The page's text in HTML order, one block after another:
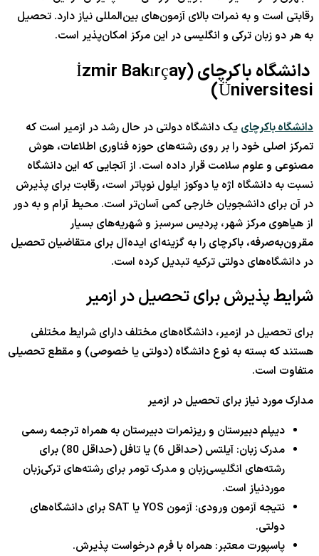
رقابتی است و به نمرات بالای آزمون‌های بین‌المللی نیاز دارد. تحصیل
به هر دو زبان ترکی و انگلیسی در این مرکز امکان‌پذیر است.
دانشگاه باکرچای (İzmir Bakırçay
Üniversitesi)
دانشگاه باکرچای یک دانشگاه دولتی در حال رشد در ازمیر است که
تمرکز اصلی خود را بر روی رشته‌های حوزه فناوری اطلاعات، هوش
مصنوعی و علوم سلامت قرار داده است. از آنجایی که این دانشگاه
نسبت به دانشگاه اژه یا دوکوز ایلول نوپاتر است، رقابت برای پذیرش
در آن برای دانشجویان خارجی کمی آسان‌تر است. محیط آرام و به دور
از هیاهوی مرکز شهر، پردیس سرسبز و شهریه‌های بسیار
مقرون‌به‌صرفه، باکرچای را به گزینه‌ای ایده‌آل برای متقاضیان تحصیل
در دانشگاه‌های دولتی ترکیه تبدیل کرده است.
شرایط پذیرش برای تحصیل در ازمیر
برای تحصیل در ازمیر، دانشگاه‌های مختلف دارای شرایط مختلفی
هستند که بسته به نوع دانشگاه (دولتی یا خصوصی) و مقطع تحصیلی
متفاوت است.
مدارک مورد نیاز برای تحصیل در ازمیر
دیپلم دبیرستان و ریزنمرات دبیرستان به همراه ترجمه رسمی
مدرک زبان: آیلتس (حداقل 6) یا تافل (حداقل 80) برای
رشته‌های انگلیسی‌زبان و مدرک تومر برای رشته‌های ترکی‌زبان
موردنیاز است.
نتیجه آزمون ورودی: آزمون YOS یا SAT برای دانشگاه‌های
دولتی.
پاسپورت معتبر: همراه با فرم درخواست پذیرش.